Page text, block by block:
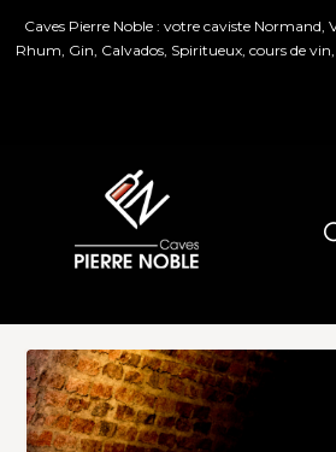
Caves Pierre Noble : votre caviste Normand,
Rhum, Gin, Calvados, Spiritueux, cours de